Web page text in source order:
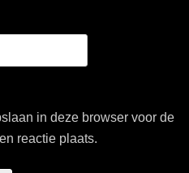
in deze browser voor de
reactie plaats.